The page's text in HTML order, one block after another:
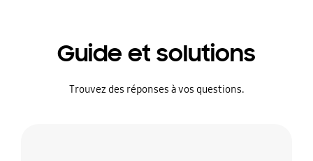
Guide et solutions
Trouvez des réponses à vos questions.